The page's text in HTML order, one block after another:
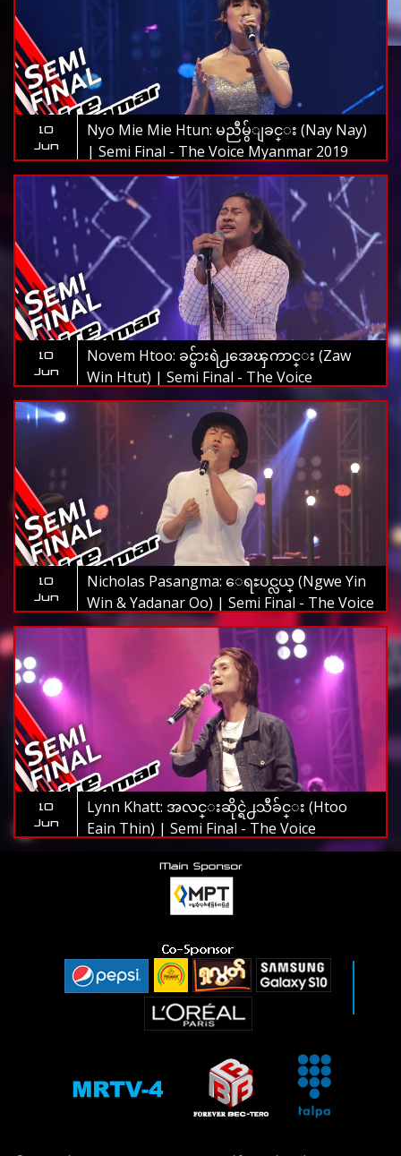
10
Jun
Nyo Mie Mie Htun: မညီမွ်ျခင္း (Nay Nay)
| Semi Final - The Voice Myanmar 2019
10
Jun
Novem Htoo: ခင္ဗ်ားရဲ႕အေၾကာင္း (Zaw
Win Htut) | Semi Final - The Voice
Myanmar 2019
10
Jun
Nicholas Pasangma: ေရႊပင္လယ္ (Ngwe Yin
Win & Yadanar Oo) | Semi Final - The Voice
Myanmar 2019
10
Jun
Lynn Khatt: အလင္းဆိုင္ရဲ႕သီခ်င္း (Htoo
Eain Thin) | Semi Final - The Voice